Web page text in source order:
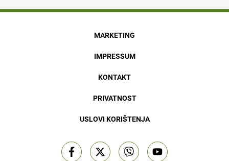
MARKETING
IMPRESSUM
KONTAKT
PRIVATNOST
USLOVI KORIŠTENJA